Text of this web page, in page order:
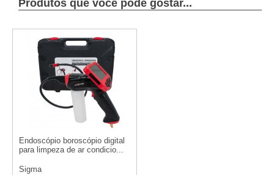
Produtos que você pode gostar...
Endoscópio boroscópio digital
para limpeza de ar condicio...
Sigma